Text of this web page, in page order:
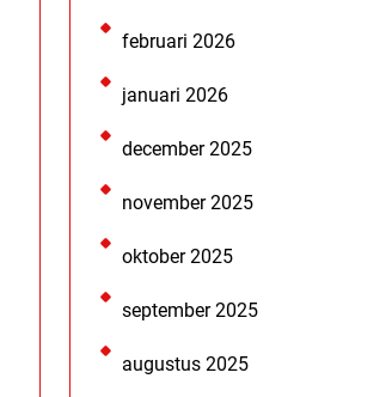
februari 2026
januari 2026
december 2025
november 2025
oktober 2025
september 2025
augustus 2025